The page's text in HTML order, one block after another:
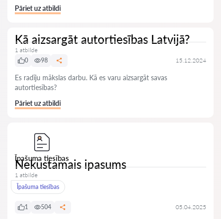
Pāriet uz atbildi
Kā aizsargāt autortiesības Latvijā?
1 atbilde
0
98 15.12.2024
Es radīju mākslas darbu. Kā es varu aizsargāt savas
autortiesības?
Pāriet uz atbildi
Īpašuma tiesības
Nekustamais ipasums
1 atbilde
Īpašuma tiesības
1 504 05.04.2025